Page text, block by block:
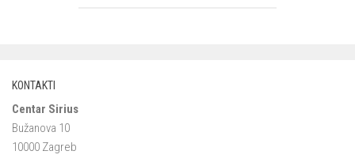
KONTAKTI
Centar Sirius
Bužanova 10
10000 Zagreb